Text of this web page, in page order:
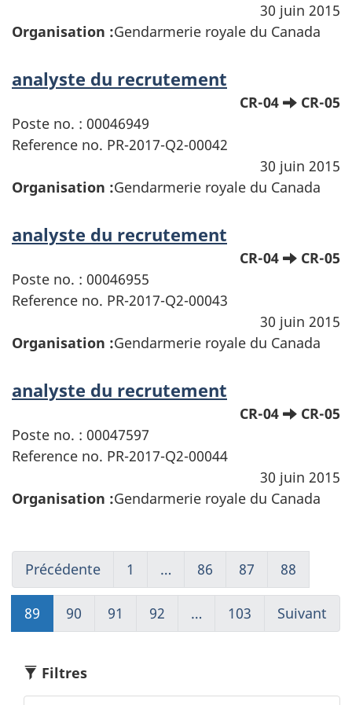
30 juin 2015
Organisation :Gendarmerie royale du Canada
analyste du recrutement
CR-04
CR-05
Poste no. : 00046949
Reference no. PR-2017-Q2-00042
30 juin 2015
Organisation :Gendarmerie royale du Canada
analyste du recrutement
CR-04
CR-05
Poste no. : 00046955
Reference no. PR-2017-Q2-00043
30 juin 2015
Organisation :Gendarmerie royale du Canada
analyste du recrutement
CR-04
CR-05
Poste no. : 00047597
Reference no. PR-2017-Q2-00044
30 juin 2015
Organisation :Gendarmerie royale du Canada
Précédente
to
page
88
1
(current)
Aller
1
… 86
to
page
86
87
to
page
87
88
to
page
88
89
to
89
90
to
90
91
to
92
to
… 103 (current)
Aller
Suivant
to
Filtres